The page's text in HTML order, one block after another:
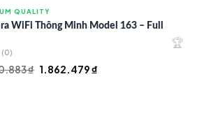
là:
1.948.107 ₫.là:
QUALITY
WiFi Thông Minh Model 163 – Full
(0)
₫ Giá
1.862.479₫
🏆